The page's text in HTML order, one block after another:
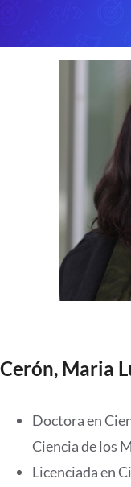
Cerón, Maria
Doctora en
Ciencia de los
Licenciada en